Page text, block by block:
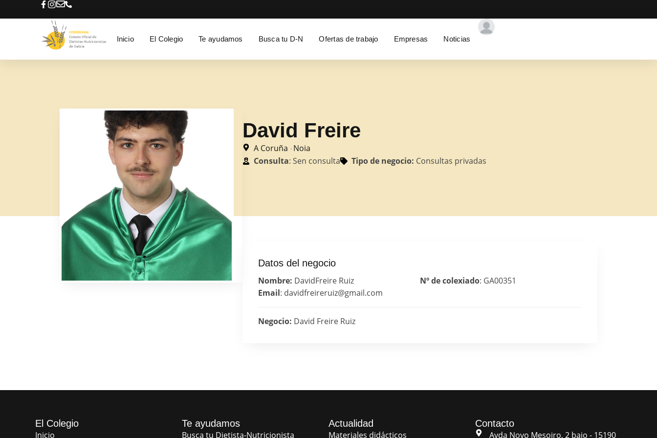
Inicio El Colegio Te ayudamos Busca tu D-N Ofertas de trabajo Empresas Noticias
David Freire
A Coruña · Noia
Consulta: Sen consulta Tipo de negocio: Consultas privadas
Datos del negocio
Nombre: DavidFreire Ruiz Nº de colexiado: GA00351
Email: davidfreireruiz@gmail.com
Negocio: David Freire Ruiz
El Colegio
Inicio
Te ayudamos
Busca tu Dietista-Nutricionista
Actualidad
Materiales didácticos
Contacto
Avda Novo Mesoiro, 2 bajo - 15190